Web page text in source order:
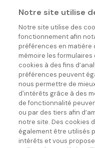
invitons à consulter
Une entreprise du groupe
Suivez-nous !
Notre site utilise
Notre site utilise des
fonctionnement afin
préférences en matière
mémoire les formulaires
cookies à des fins
préférences peuvent
nous permettre de
d'intérêts grâce à des
de fonctionnalité
ou par des tiers afin
notre site. Des cookies
également être utilisés
intérêts et vous